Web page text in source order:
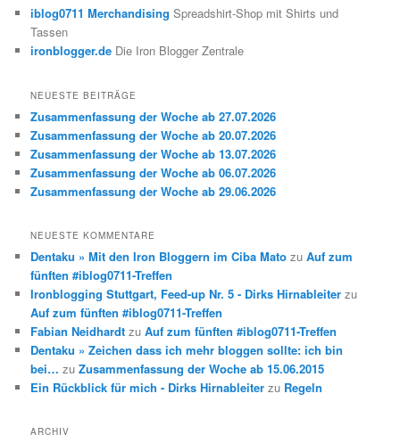
n
iblog0711 Merchandising Spreadshirt-Shop mit Shirts und
Tassen
ironblogger.de Die Iron Blogger Zentrale
NEUESTE BEITRÄGE
Zusammenfassung der Woche ab 27.07.2026
Zusammenfassung der Woche ab 20.07.2026
Zusammenfassung der Woche ab 13.07.2026
Zusammenfassung der Woche ab 06.07.2026
Zusammenfassung der Woche ab 29.06.2026
NEUESTE KOMMENTARE
Dentaku » Mit den Iron Bloggern im Ciba Mato zuAuf zum
fünften #iblog0711-Treffen
Ironblogging Stuttgart, Feed-up Nr. 5 - Dirks Hirnableiter zu
Auf zum fünften #iblog0711-Treffen
Fabian Neidhardt zuAuf zum fünften #iblog0711-Treffen
Dentaku » Zeichen dass ich mehr bloggen sollte: ich bin
bei… zuZusammenfassung der Woche ab 15.06.2015
Ein Rückblick für mich - Dirks Hirnableiter zu Regeln
ARCHIV